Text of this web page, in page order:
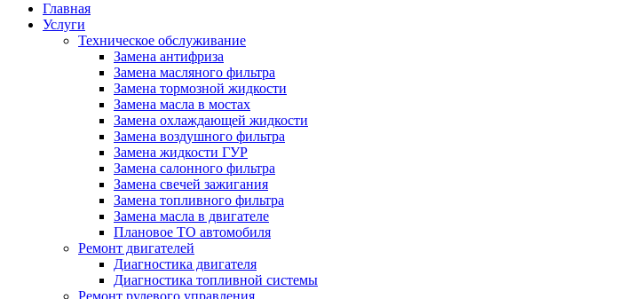
Главная
Услуги
Техническое обслуживание
Замена антифриза
Замена масляного фильтра
Замена тормозной жидкости
Замена масла в мостах
Замена охлаждающей жидкости
Замена воздушного фильтра
Замена жидкости ГУР
Замена салонного фильтра
Замена свечей зажигания
Замена топливного фильтра
Замена масла в двигателе
Плановое ТО автомобиля
Ремонт двигателей
Диагностика двигателя
Диагностика топливной системы
Ремонт рулевого управления